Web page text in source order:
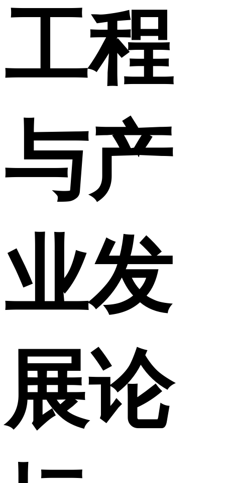
工程
与产
业发
展论